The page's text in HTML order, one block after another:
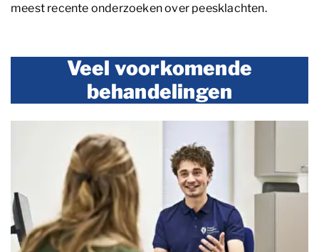
meest recente onderzoeken over peesklachten.
Veel voorkomende
behandelingen